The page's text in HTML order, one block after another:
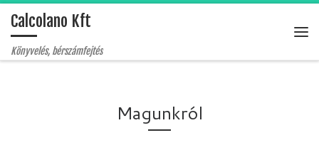
Skip to content
Calcolano Kft
Könyvelés, bérszámfejtés
Magunkról